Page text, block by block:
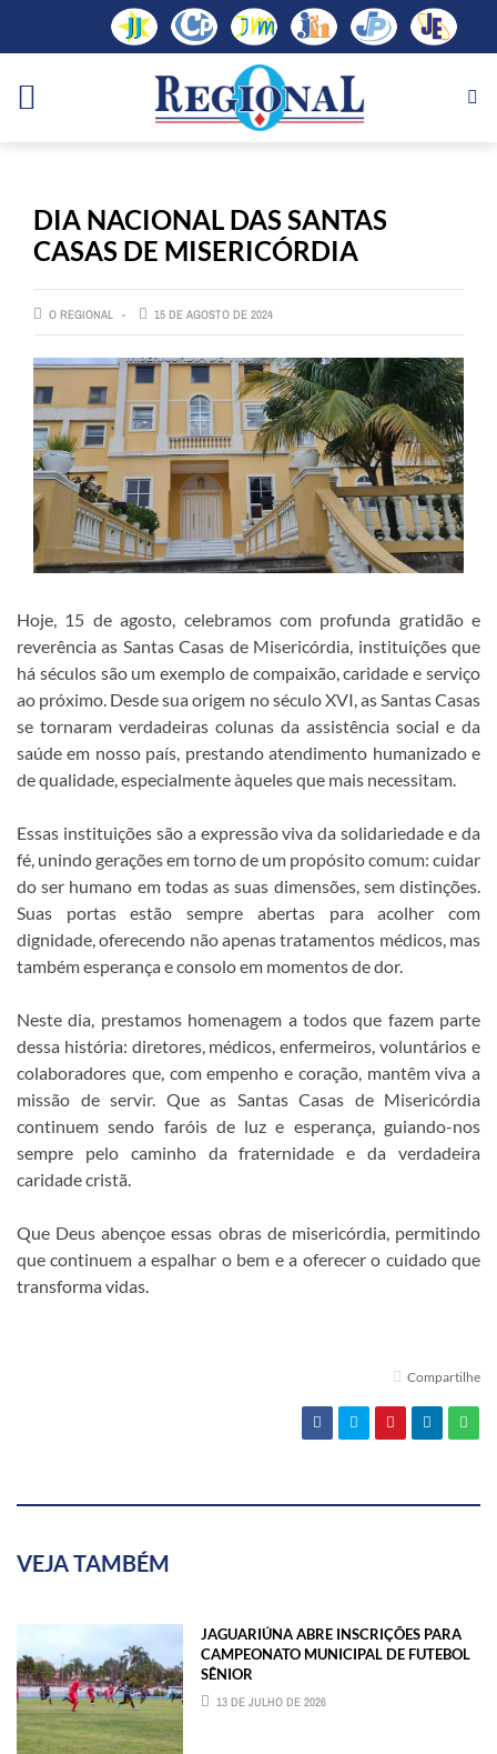
DIA NACIONAL DAS SANTAS
CASAS DE MISERICÓRDIA
O REGIONAL 15 DE AGOSTO DE 2024
Hoje, 15 de agosto, celebramos com profunda gratidão e
reverência as Santas Casas de Misericórdia, instituições que
há séculos são um exemplo de compaixão, caridade e serviço
ao próximo. Desde sua origem no século XVI, as Santas Casas
se tornaram verdadeiras colunas da assistência social e da
saúde em nosso país, prestando atendimento humanizado e
de qualidade, especialmente àqueles que mais necessitam.
Essas instituições são a expressão viva da solidariedade e da
fé, unindo gerações em torno de um propósito comum: cuidar
do ser humano em todas as suas dimensões, sem distinções.
Suas portas estão sempre abertas para acolher com
dignidade, oferecendo não apenas tratamentos médicos, mas
também esperança e consolo em momentos de dor.
Neste dia, prestamos homenagem a todos que fazem parte
dessa história: diretores, médicos, enfermeiros, voluntários e
colaboradores que, com empenho e coração, mantêm viva a
missão de servir. Que as Santas Casas de Misericórdia
continuem sendo faróis de luz e esperança, guiando-nos
sempre pelo caminho da fraternidade e da verdadeira
caridade cristã.
Que Deus abençoe essas obras de misericórdia, permitindo
que continuem a espalhar o bem e a oferecer o cuidado que
transforma vidas.
Compartilhe
VEJA TAMBÉM
JAGUARIÚNA ABRE INSCRIÇÕES PARA
CAMPEONATO MUNICIPAL DE FUTEBOL
SÊNIOR
13 DE JULHO DE 2026